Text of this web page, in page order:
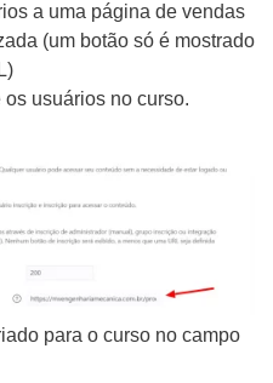
a uma página de vendas
(um botão só é mostrado
os usuários no curso.
para o curso no campo